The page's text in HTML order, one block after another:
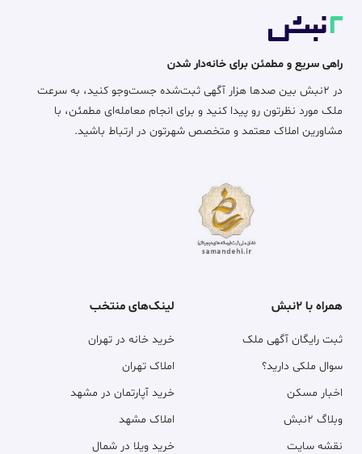
راهی سریع و مطمئن برای خانه‌دار شدن
در ۲نبش بین صدها هزار آگهی ثبت‌شده جست‌وجو کنید، به سرعت
ملک مورد نظرتون رو پیدا کنید و برای انجام معامله‌ای مطمئن، با
مشاورین املاک معتمد و متخصص شهرتون در ارتباط باشید.
همراه با ۲نبش
ثبت رایگان آگهی ملک
سوال ملکی دارید؟
اخبار مسکن
وبلاگ ۲نبش
نقشه سایت
لینک‌های منتخب
خرید خانه در تهران
املاک تهران
خرید آپارتمان در مشهد
املاک مشهد
خرید ویلا در شمال